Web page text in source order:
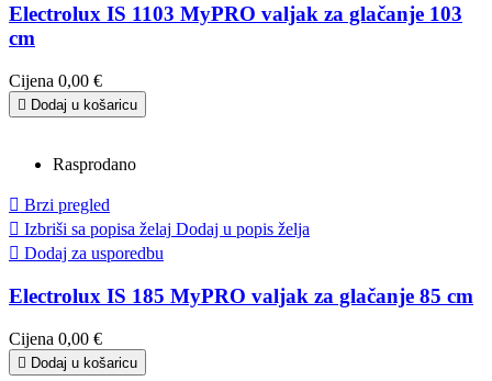
Electrolux IS 1103 MyPRO valjak za glačanje 103
cm
Cijena 0,00 €
 Dodaj u košaricu
Rasprodano
 Brzi pregled
 Izbriši sa popisa želaj Dodaj u popis želja
 Dodaj za usporedbu
Electrolux IS 185 MyPRO valjak za glačanje 85 cm
Cijena 0,00 €
 Dodaj u košaricu